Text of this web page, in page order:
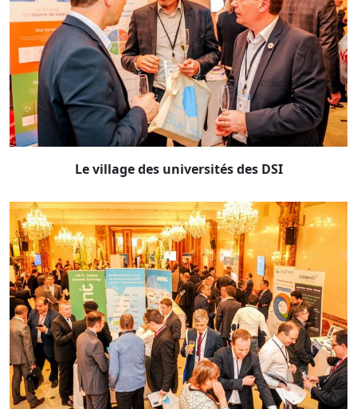
Le village des universités des DSI